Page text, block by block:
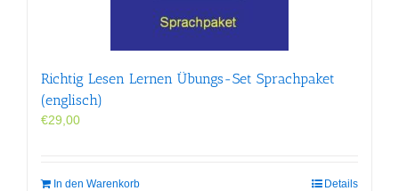
Richtig Lesen Lernen Übungs-Set Sprachpaket
(englisch)
€29,00
In den Warenkorb Details